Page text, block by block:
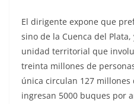
El dirigente expone que
sino de la Cuenca del
unidad territorial que
treinta millones de
única circulan 127
ingresan 5000 buques por